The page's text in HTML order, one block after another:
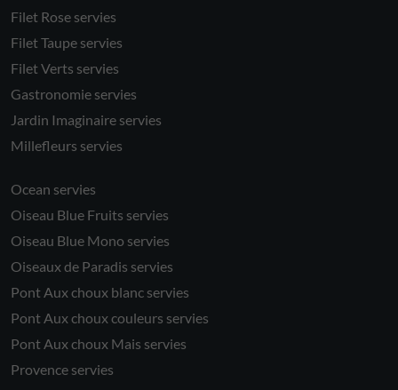
Filet Rose servies
Filet Taupe servies
Filet Verts servies
Gastronomie servies
Jardin Imaginaire servies
Millefleurs servies
Ocean servies
Oiseau Blue Fruits servies
Oiseau Blue Mono servies
Oiseaux de Paradis servies
Pont Aux choux blanc servies
Pont Aux choux couleurs servies
Pont Aux choux Mais servies
Provence servies